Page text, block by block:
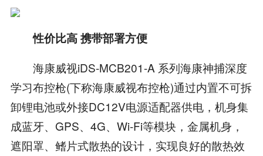
性价比高 携带部署方便
海康威视iDS-MCB201-A 系列海康神捕深度
学习布控枪(下称海康威视布控枪)通过内置不可拆
卸锂电池或外接DC12V电源适配器供电，机身集
成蓝牙、GPS、4G、Wi-Fi等模块，金属机身，
遮阳罩、鳍片式散热的设计，实现良好的散热效